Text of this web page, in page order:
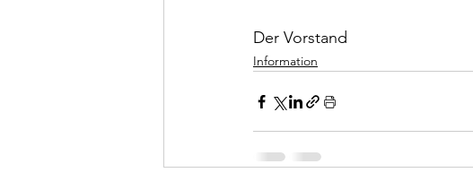
Der Vorstand
Information